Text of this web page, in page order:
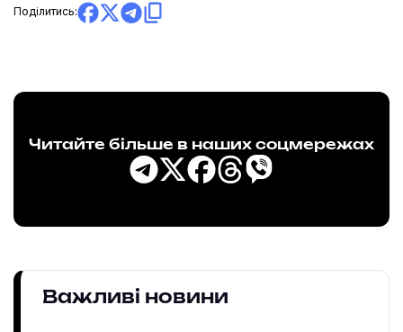
Поділитись:
Читайте більше в наших соцмережах
Важливі новини